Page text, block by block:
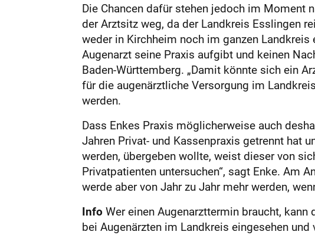
Die Chancen dafür stehen jedoch im Moment
der Arztsitz weg, da der Landkreis Esslingen
weder in Kirchheim noch im ganzen
Augenarzt seine Praxis aufgibt und keinen
Baden-Württemberg. „Damit könnte sich ein
für die augenärztliche Versorgung im
werden.
Dass Enkes Praxis möglicherweise auch
Jahren Privat- und Kassenpraxis getrennt hat
werden, übergeben wollte, weist dieser von
Privatpatienten untersuchen“, sagt Enke. Am
werde aber von Jahr zu Jahr mehr werden,
Info Wer einen Augenarzttermin braucht, kann
bei Augenärzten im Landkreis eingesehen und